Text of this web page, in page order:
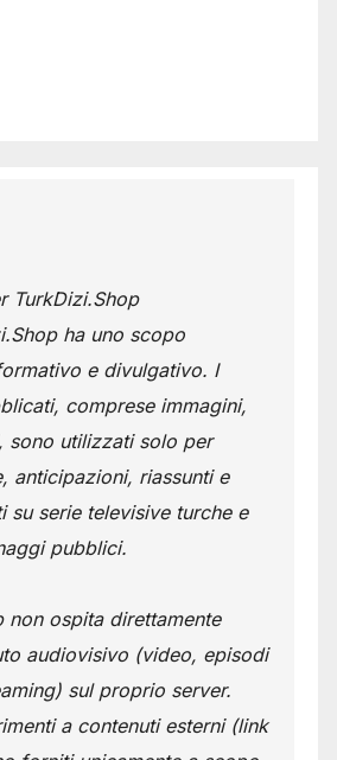
TurkDizi.Shop
ha uno scopo
e divulgativo. I
comprese immagini,
sono utilizzati solo per
anticipazioni, riassunti e
su serie televisive turche e
pubblici.
non ospita direttamente
audiovisivo (video, episodi
sul proprio server.
a contenuti esterni (link